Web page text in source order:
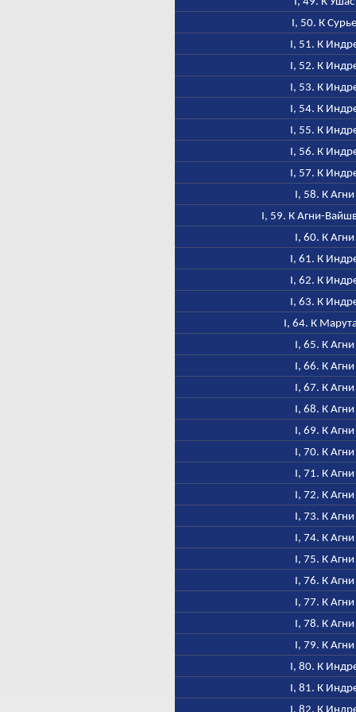
I, 50. К Сурье
I, 51. К
I, 52. К
I, 53. К
I, 54. К
I, 55. К
I, 56. К
I, 57. К
I, 58. К Агни
I, 59. К Агни-
I, 60. К Агни
I, 61. К
I, 62. К
I, 63. К
I, 64. К
I, 65. К Агни
I, 66. К Агни
I, 67. К Агни
I, 68. К Агни
I, 69. К Агни
I, 70. К Агни
I, 71. К Агни
I, 72. К Агни
I, 73. К Агни
I, 74. К Агни
I, 75. К Агни
I, 76. К Агни
I, 77. К Агни
I, 78. К Агни
I, 79. К Агни
I, 80. К
I, 81. К
I, 82. К